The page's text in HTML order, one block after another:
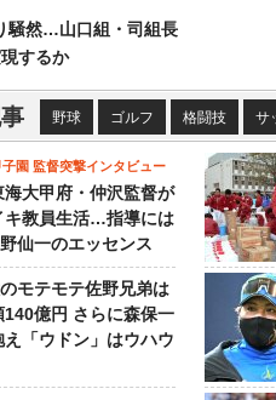
騒然…山口組・司組長
するか
野球 ゴルフ 格闘技 サ
園 監督突撃インタビュー
海大甲府・仲沢監督が
キ教員生活…指導には
仙一のエッセンス
モテモテ佐野兄弟は
140億円 さらに森保一
え「ウドン」はウハウ